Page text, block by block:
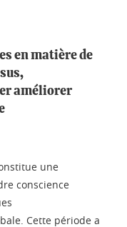
en matière de
améliorer
une
conscience
Cette période a